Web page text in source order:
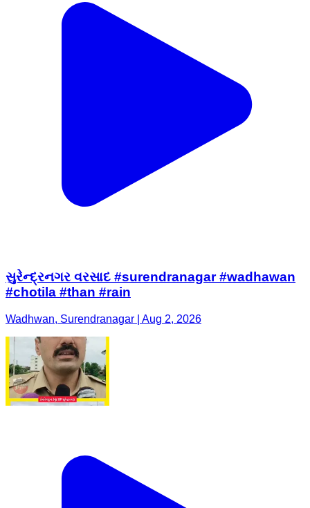
સુરેન્દ્રનગર વરસાદ #surendranagar #wadhawan
#chotila #than #rain
Wadhwan, Surendranagar | Aug 2, 2026